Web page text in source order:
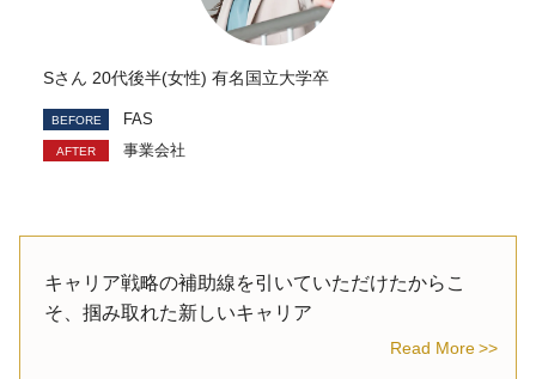
Sさん 20代後半(女性) 有名国立大学卒
FAS
事業会社
キャリア戦略の補助線を引いていただけたからこ
そ、掴み取れた新しいキャリア
Read More